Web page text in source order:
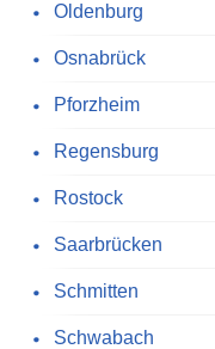
Oldenburg
Osnabrück
Pforzheim
Regensburg
Rostock
Saarbrücken
Schmitten
Schwabach